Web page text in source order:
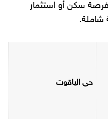
سكن أو استثمار
شاملة.
حي الياقوت